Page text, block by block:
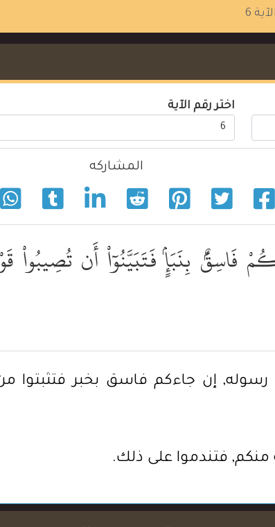
الآية 6
اختر رقم الآية
المشاركه
فَاسِقٌۢ بِنَبَإٍۢ فَتَبَيَّنُوٓاْ أَن تُصِيبُواْ
رسوله, إن جاءكم فاسق بخبر
منكم, فتندموا على ذلك.